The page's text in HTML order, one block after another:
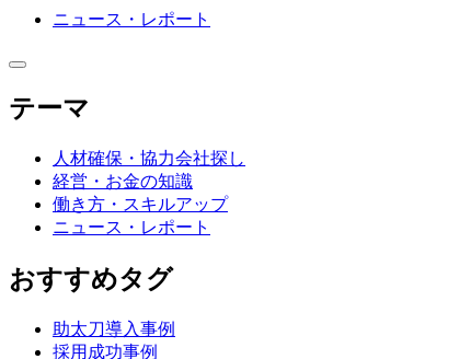
ニュース・レポート
テーマ
人材確保・協力会社探し
経営・お金の知識
働き方・スキルアップ
ニュース・レポート
おすすめタグ
助太刀導入事例
採用成功事例